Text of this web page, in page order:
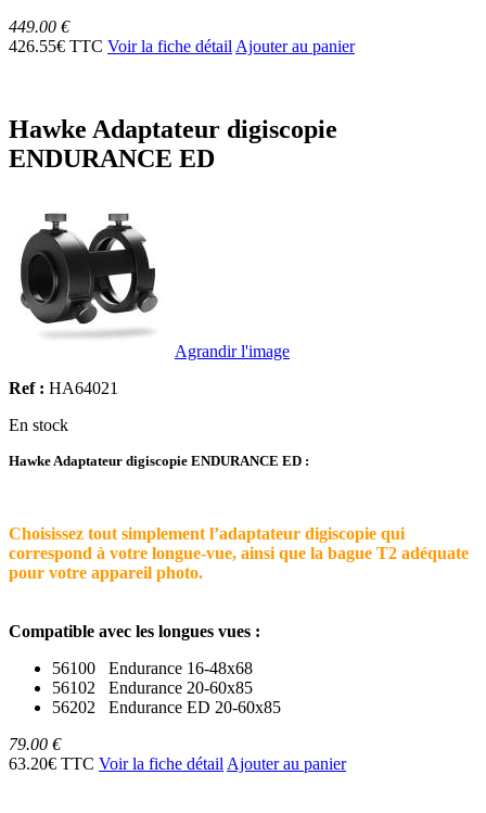
449.00 €
426.55€ TTC Voir la fiche détail Ajouter au panier
Hawke Adaptateur digiscopie
ENDURANCE ED
Agrandir l'image
Ref : HA64021
En stock
Hawke Adaptateur digiscopie ENDURANCE ED :
Choisissez tout simplement l’adaptateur digiscopie qui
correspond à votre longue-vue, ainsi que la bague T2 adéquate
pour votre appareil photo.
Compatible avec les longues vues :
56100 Endurance 16-48x68
56102 Endurance 20-60x85
56202 Endurance ED 20-60x85
79.00 €
63.20€ TTC Voir la fiche détailAjouter au panier